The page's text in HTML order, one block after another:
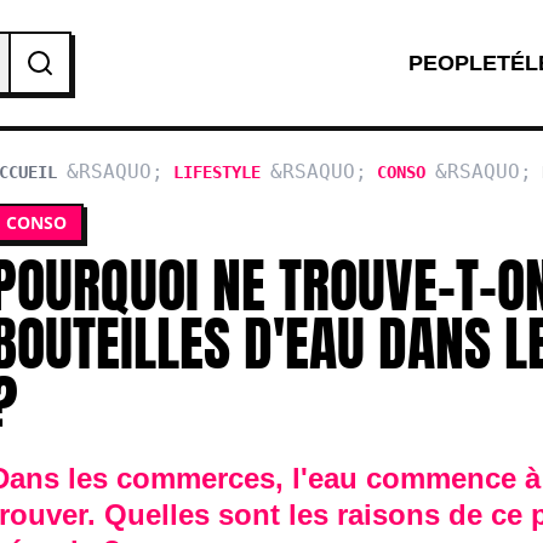
PEOPLE
LIFESTYLE CONSO
BOUTEILLES
CONSO
NE TROUVE-T-
D'EAU DANS
les commerces, l'eau commence
Quelles sont les raisons de ce